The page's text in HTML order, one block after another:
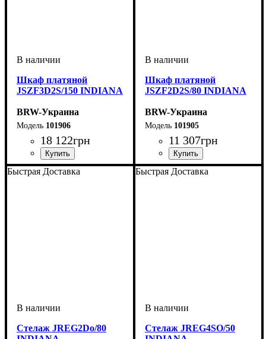
Шкаф платяной
JSZF3D2S/150 INDIANA
BRW-Украина
101906
18 122грн
ширина, мм: 1500
высота, мм: 1955
глубина, мм: 570
Шкаф платяной
JSZF2D2S/80 INDIANA
BRW-Украина
101905
11 307грн
ширина, мм: 800
высота, мм: 1955
глубина, мм: 570
Быстрая Доставка
Стелаж JREG2Dо/80
Быстрая Доставка
Стелаж JREG4SO/50